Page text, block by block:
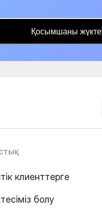
Қосымшаны
клиенттерге
болу